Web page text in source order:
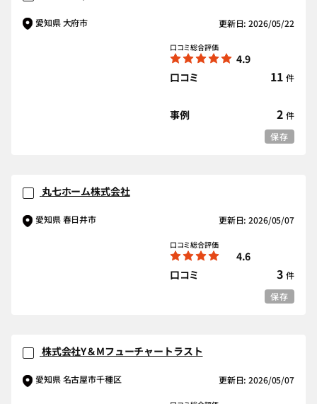
愛知県 大府市 更新日: 2026/05/22
口コミ総合評価
4.9
口コミ
11 件
事例 2 件
保存
丸七ホーム株式会社
愛知県 春日井市 更新日: 2026/05/07
口コミ総合評価
4.6
口コミ
3 件
保存
株式会社Y＆Mフューチャートラスト
愛知県 名古屋市千種区 更新日: 2026/05/07